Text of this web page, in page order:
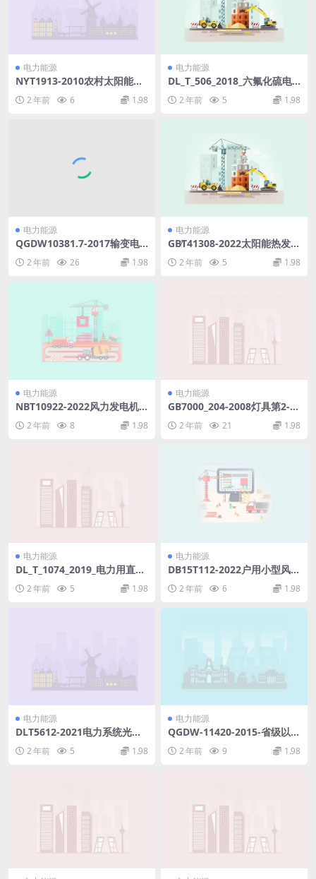
电力能源
NYT1913-2010农村太阳能光
2 年前 6 1.98
电力能源
DL_T_506_2018_六氟化硫电
法.pdf
2 年前 5 1.98
电力能源
QGDW10381.7-2017输变电
工程施工图设计内容深度规定
第7部分220kV架空输电线路
2 年前 26 1.98
电力能源
GB∕T41308-2022太阳能热发电
站储热系统性能评价导则(1.26
MB)pdf
2 年前 5 1.98
电力能源
NBT10922-2022风力发电机
组风速风向仪检验与维护规程
(1.74MB)pdf
2 年前 8 1.98
电力能源
GB7000_204-2008灯具第2-4
部分：特殊要求可移式通用灯
具.rar
2 年前 21 1.98
电力能源
DL_T_1074_2019_电力用直流
DL_T_1074_2007.pdf
2 年前 5 1.98
电力能源
DB15T112-2022户用小型风力
范(392.5KB)pdf
2 年前 6 1.98
电力能源
DLT5612-2021电力系统光通
信工程可行性研究报告内容深
度规定(12.15MB)pdf
2 年前 5 1.98
电力能源
QGDW-11420-2015-省级以上
电网继电保护一体化整定计算
技术规范.pdf
2 年前 9 1.98